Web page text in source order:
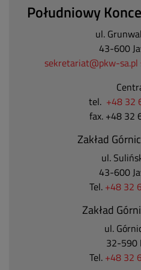
Południowy
ul.
43-600
sekretariat@pkw-sa.pl
tel. +48 32
fax. +48 32
Zakład
ul.
43-600
Tel. +48 32
Zakład
ul.
32-590
Tel. +48 32